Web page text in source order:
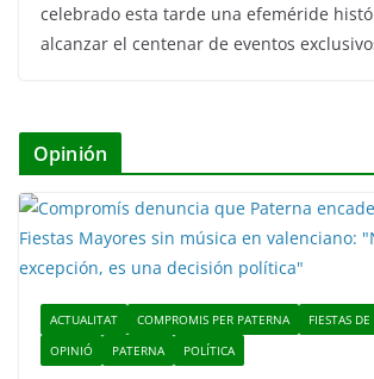
celebrado esta tarde una efeméride
alcanzar el centenar de eventos
Opinión
ACTUALITAT COMPROMIS PER PATERNA
FIESTAS
OPINIÓ
PATERNA POLÍTICA